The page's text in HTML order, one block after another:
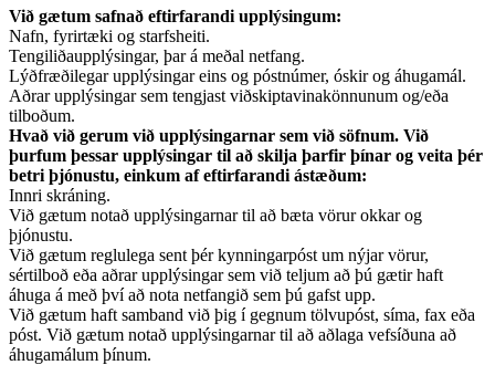
Við gætum safnað eftirfarandi upplýsingum:
Nafn, fyrirtæki og starfsheiti.
Tengiliðaupplýsingar, þar á meðal netfang.
Lýðfræðilegar upplýsingar eins og póstnúmer, óskir og áhugamál.
Aðrar upplýsingar sem tengjast viðskiptavinakönnunum og/eða
tilboðum.
Hvað við gerum við upplýsingarnar sem við söfnum. Við
þurfum þessar upplýsingar til að skilja þarfir þínar og veita þér
betri þjónustu, einkum af eftirfarandi ástæðum:
Innri skráning.
Við gætum notað upplýsingarnar til að bæta vörur okkar og
þjónustu.
Við gætum reglulega sent þér kynningarpóst um nýjar vörur,
sértilboð eða aðrar upplýsingar sem við teljum að þú gætir haft
áhuga á með því að nota netfangið sem þú gafst upp.
Við gætum haft samband við þig í gegnum tölvupóst, síma, fax eða
póst. Við gætum notað upplýsingarnar til að aðlaga vefsíðuna að
áhugamálum þínum.